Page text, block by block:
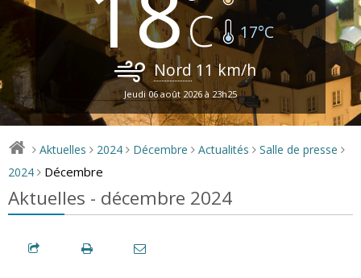
17°C
Nord 11km/h
Jeudi 06 août 2026 à 23h25
> Aktuelles > 2024 > Décembre > Actualités > Salle de presse >
2024 > Décembre
Aktuelles - décembre 2024